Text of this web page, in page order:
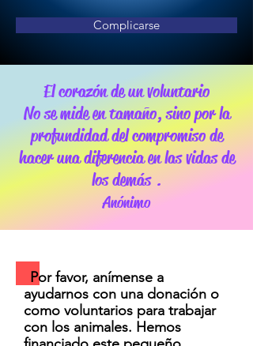
Complicarse
El corazón de un voluntario
No se mide en tamaño, sino por la
profundidad del compromiso de
hacer una diferencia en las vidas de
los demás .
Anónimo
Por favor, anímense a
ayudarnos con una donación o
como voluntarios para trabajar
con los animales. Hemos